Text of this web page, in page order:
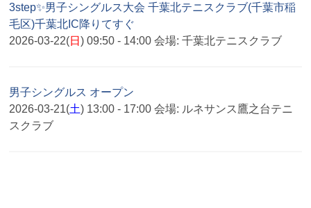
3step✨男子シングルス大会 千葉北テニスクラブ(千葉市稲
毛区)千葉北IC降りてすぐ
2026-03-22(日 ) 09:50 - 14:00会場: 千葉北テニスクラブ
男子シングルス オープン
2026-03-21(土) 13:00 - 17:00会場: ルネサンス鷹之台テニ
スクラブ